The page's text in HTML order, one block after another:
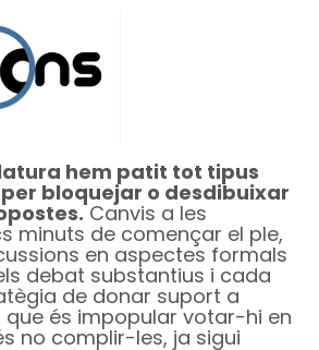
hem patit tot tipus
bloquejar o desdibuixar
Canvis a les
minuts de començar el ple,
en aspectes formals
debat substantius i cada
de donar suport a
que és impopular votar-hi en
no complir-les, ja sigui